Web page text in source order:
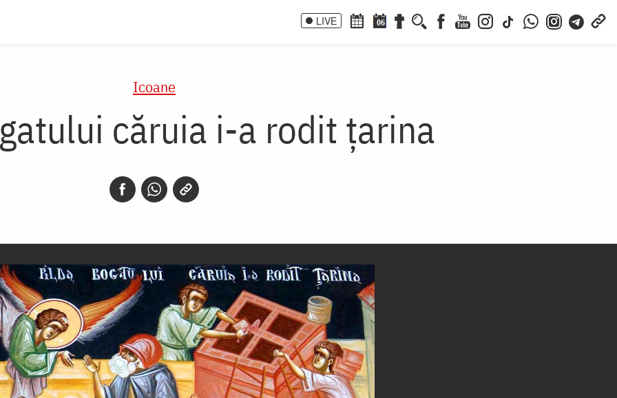
LIVE 06
Icoane
căruia i-a rodit țarina